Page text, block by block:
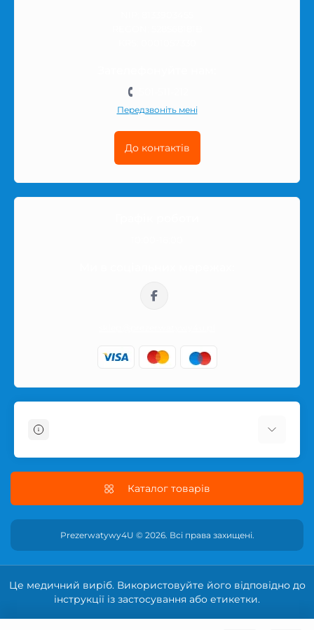
Передзвоніть мені
До контактів
Информація про доставку
Условия соглашения
Контакти
Повернення товару
Карта сайту
Каталог товарів
Prezerwatywy4U © 2026. Всі права захищені.
Це медичний виріб. Використовуйте його відповідно до
інструкції із застосування або етикетки.